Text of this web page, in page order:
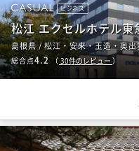
ビジネス
松江 エクセルホテル東
島根県 / 松江・安来・玉造・奥出
総合点4.2 （ 30件のレビュー ）